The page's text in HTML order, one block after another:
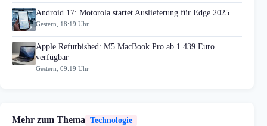
Android 17: Motorola startet Auslieferung für Edge 2025
Gestern, 18:19 Uhr
Apple Refurbished: M5 MacBook Pro ab 1.439 Euro
verfügbar
Gestern, 09:19 Uhr
Mehr zum Thema Technologie